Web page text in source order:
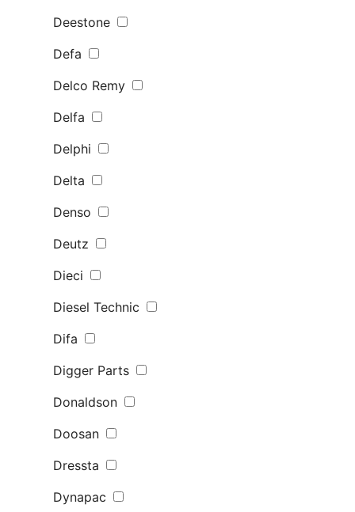
Deestone
Defa
Delco Remy
Delfa
Delphi
Delta
Denso
Deutz
Dieci
Diesel Technic
Difa
Digger Parts
Donaldson
Doosan
Dressta
Dynapac